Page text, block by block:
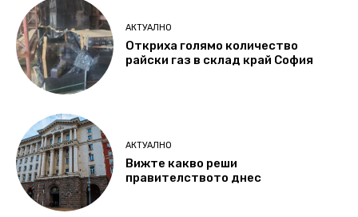
АКТУАЛНО
Откриха голямо количество
райски газ в склад край София
АКТУАЛНО
Вижте какво реши
правителството днес